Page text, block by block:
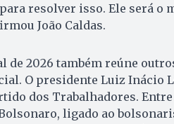
resolver isso. Ele será o
João Caldas.
de 2026 também reúne
O presidente Luiz Inácio
dos Trabalhadores.
ligado ao